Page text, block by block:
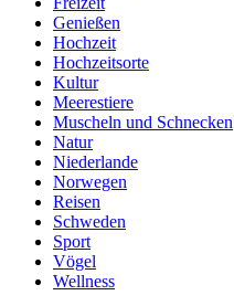
Genießen
Hochzeit
Hochzeitsorte
Kultur
Meerestiere
Muscheln und Schnecken
Natur
Niederlande
Norwegen
Reisen
Schweden
Sport
Vögel
Wellness